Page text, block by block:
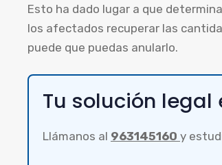
Esto ha dado lugar a que
los afectados recuperar las
puede que puedas anularlo.
Tu solución legal
Llámanos al 963145160 y